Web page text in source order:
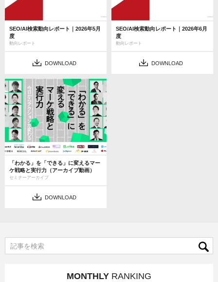
SEO/AI検索動向レポート｜2026年5月
度
動向レポート
DOWNLOAD
SEO/AI検索動向レポート｜2026年6月
度
動向レポート
DOWNLOAD
「わかる」を「できる」に変えるマー
ケ戦略と実行力（アーカイブ動画）
セミナーアーカイブ
DOWNLOAD
MONTHLY RANKING